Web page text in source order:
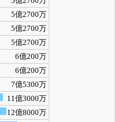
5億2700万
5億2700万
5億2700万
6億200万
6億200万
7億5300万
11億3000万
12億8000万